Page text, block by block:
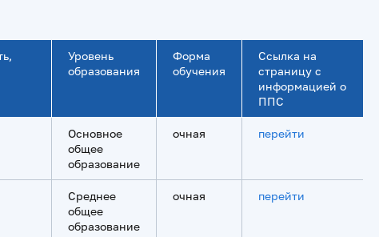
Уровень
образования
Форма
обучения
Ссылка на
страницу с
информацией о
ППС
Основное
общее
образование
очная перейти
Среднее
общее
образование
очная перейти